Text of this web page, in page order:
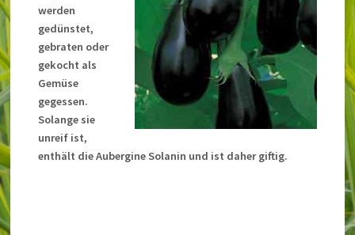
werden
gedünstet,
gebraten oder
gekocht als
Gemüse
gegessen.
Solange sie
unreif ist,
enthält die Aubergine Solanin und ist daher giftig.